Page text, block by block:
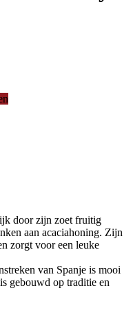
door zijn zoet fruitig
aan acaciahoning. Zijn
zorgt voor een leuke
van Spanje is mooi
gebouwd op traditie en